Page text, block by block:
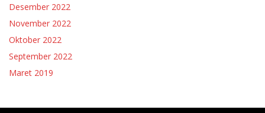
Desember 2022
November 2022
Oktober 2022
September 2022
Maret 2019